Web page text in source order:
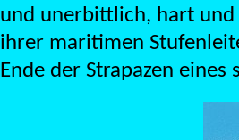
und unerbittlich, hart und
ihrer maritimen
Ende der Strapazen